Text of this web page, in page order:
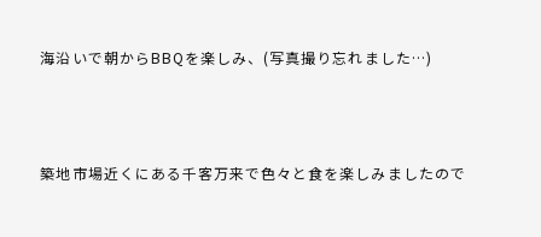
海沿いで朝からBBQを楽しみ、(写真撮り忘れました…)
築地市場近くにある千客万来で色々と食を楽しみましたので